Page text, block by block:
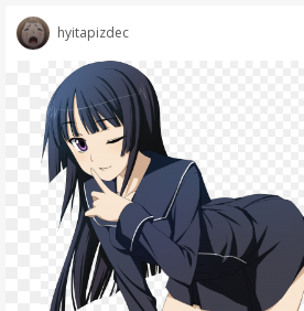
hyitapizdec